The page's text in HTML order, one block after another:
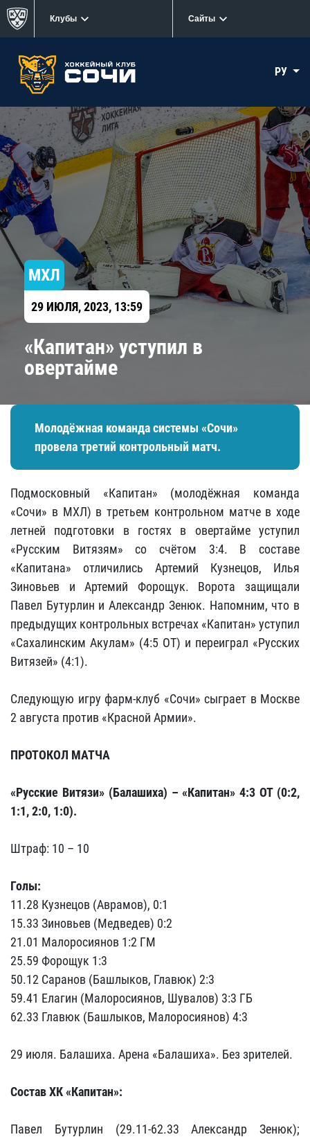
Клубы Сайты
РУ
МХЛ
29 ИЮЛЯ, 2023, 13:59
«Капитан» уступил в
овертайме
Молодёжная команда системы «Сочи»
провела третий контрольный матч.
Подмосковный «Капитан» (молодёжная команда
«Сочи» в МХЛ) в третьем контрольном матче в ходе
летней подготовки в гостях в овертайме уступил
«Русским Витязям» со счётом 3:4. В составе
«Капитана» отличились Артемий Кузнецов, Илья
Зиновьев и Артемий Форощук. Ворота защищали
Павел Бутурлин и Александр Зенюк. Напомним, что в
предыдущих контрольных встречах «Капитан» уступил
«Сахалинским Акулам» (4:5 ОТ) и переиграл «Русских
Витязей» (4:1).
Следующую игру фарм-клуб «Сочи» сыграет в Москве
2 августа против «Красной Армии».
ПРОТОКОЛ МАТЧА
«Русские Витязи» (Балашиха) – «Капитан» 4:3 ОТ (0:2,
1:1, 2:0, 1:0).
Штраф: 10 – 10
Голы:
11.28 Кузнецов (Аврамов), 0:1
15.33 Зиновьев (Медведев) 0:2
21.01 Малоросиянов 1:2 ГМ
25.59 Форощук 1:3
50.12 Саранов (Башлыков, Главюк) 2:3
59.41 Елагин (Малоросиянов, Шувалов) 3:3 ГБ
62.33 Главюк (Башлыков, Малоросиянов) 4:3
29 июля. Балашиха. Арена «Балашиха». Без зрителей.
Состав ХК «Капитан»:
Павел Бутурлин (29.11-62.33 Александр Зенюк);